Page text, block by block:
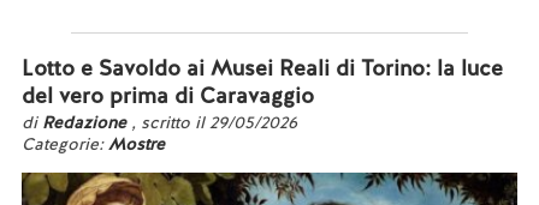
Lotto e Savoldo ai Musei Reali di Torino: la luce
del vero prima di Caravaggio
di Redazione , scritto il 29/05/2026
Categorie:Mostre